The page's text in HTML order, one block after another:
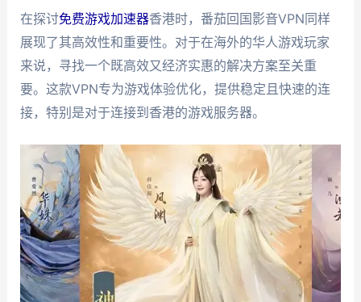
在探讨免费游戏加速器香港时，番茄回国影音VPN同样
展现了其高效性和重要性。对于在海外的华人游戏玩家
来说，寻找一个既高效又经济实惠的解决方案至关重
要。这款VPN专为游戏体验优化，提供稳定且快速的连
接，特别是对于连接到香港的游戏服务器。